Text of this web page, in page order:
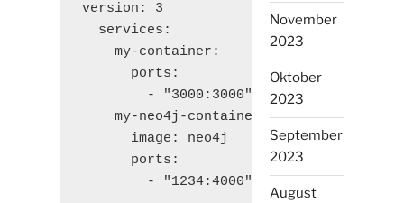
version: 3
  services:
    my-container:
      ports:
        - "3000:3000"
    my-neo4j-container:
      image: neo4j
      ports:
        - "1234:4000"
November
2023
Oktober
2023
September
2023
August